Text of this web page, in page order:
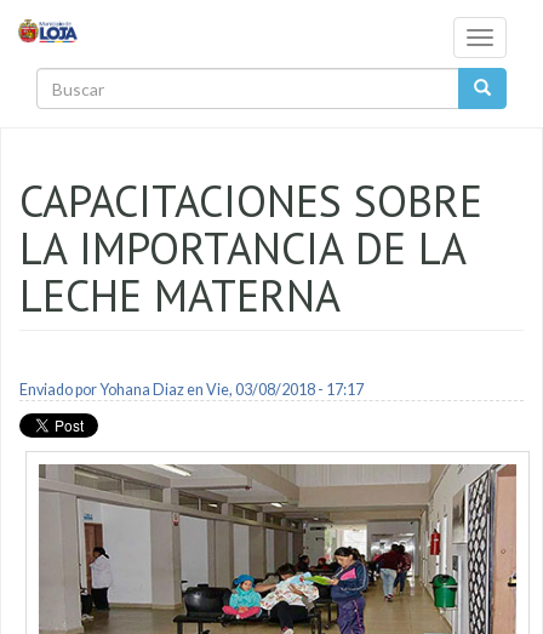
Toggle
CAPACITACIONES SOBRE
LA IMPORTANCIA DE LA
LECHE MATERNA
Enviado porYohana Diazen Vie, 03/08/2018 - 17:17